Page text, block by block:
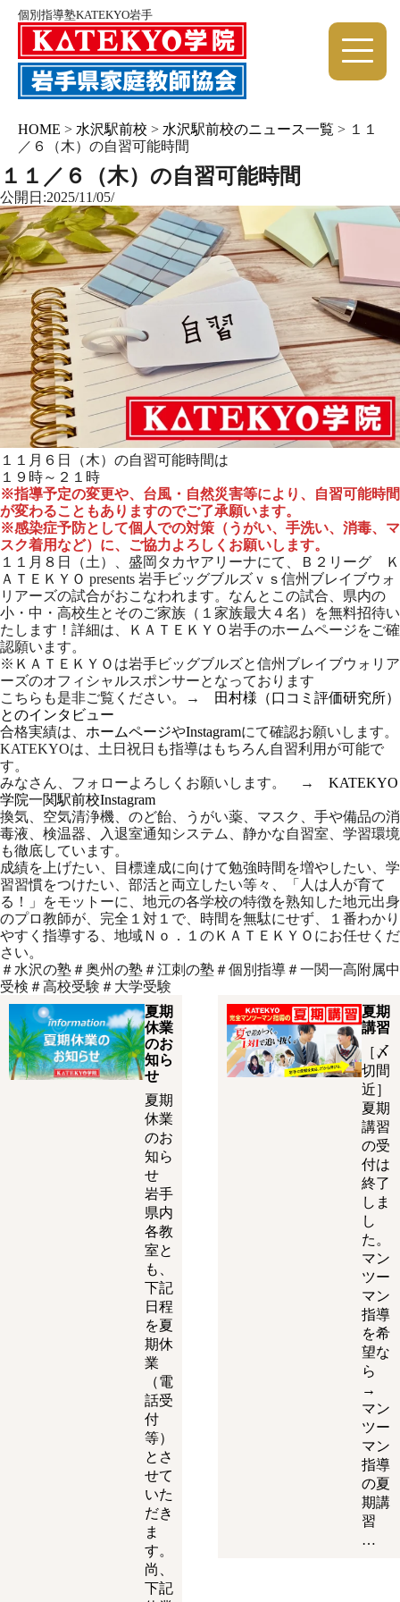
個別指導塾KATEKYO岩手
HOME > 水沢駅前校 > 水沢駅前校のニュース一覧 > １１
／６（木）の自習可能時間
１１／６（木）の自習可能時間
公開日:2025/11/05/
１１月６日（木）の自習可能時間は
１９時～２１時
※指導予定の変更や、台風・自然災害等により、自習可能時間
が変わることもありますのでご了承願います。
※感染症予防として個人での対策（うがい、手洗い、消毒、マ
スク着用など）に、ご協力よろしくお願いします。
１１月８日（土）、盛岡タカヤアリーナにて、Ｂ２リーグ Ｋ
ＡＴＥＫＹＯ presents 岩手ビッグブルズｖｓ信州ブレイブウォ
リアーズの試合がおこなわれます。なんとこの試合、県内の
小・中・高校生とそのご家族（１家族最大４名）を無料招待い
たします！詳細は、ＫＡＴＥＫＹＯ岩手のホームページをご確
認願います。
※ＫＡＴＥＫＹＯは岩手ビッグブルズと信州ブレイブウォリア
ーズのオフィシャルスポンサーとなっております
こちらも是非ご覧ください。→
田村様（口コミ評価研究所）
とのインタビュー
合格実績は、 ホームページやInstagramにて確認お願いします。
KATEKYOは、土日祝日も指導はもちろん自習利用が可能で
す。
みなさん、フォローよろしくお願いします。 → KATEKYO
学院一関駅前校Instagram
換気、空気清浄機、のど飴、うがい薬、マスク、手や備品の消
毒液、検温器、入退室通知システム、静かな自習室、学習環境
も徹底しています。
成績を上げたい、目標達成に向けて勉強時間を増やしたい、学
習習慣をつけたい、部活と両立したい等々、「人は人が育て
る！」をモットーに、地元の各学校の特徴を熟知した地元出身
のプロ教師が、完全１対１で、時間を無駄にせず、１番わかり
やすく指導する、地域Ｎｏ．１のＫＡＴＥＫＹＯにお任せくだ
さい。
＃水沢の塾＃奥州の塾＃江刺の塾＃個別指導＃一関一高附属中
受検＃高校受験＃大学受験
夏期
休業
のお
知ら
せ
夏期
休業
のお
知ら
せ
岩手
県内
各教
室と
も、
下記
日程
を夏
期休
業
（電
話受
付
等）
とさ
せて
いた
だき
ま
す。
尚、
下記
夏期
講習
［〆
切間
近］
夏期
講習
の受
付は
終了
しま
し
た。
マン
ツー
マン
指導
を希
望な
ら
→
マン
ツー
マン
指導
の夏
期講
習
…